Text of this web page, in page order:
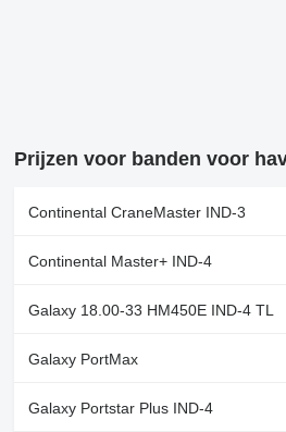
Prijzen voor banden voor
Continental CraneMaster IND-3
Continental Master+ IND-4
Galaxy 18.00-33 HM450E IND-4 TL
Galaxy PortMax
Galaxy Portstar Plus IND-4